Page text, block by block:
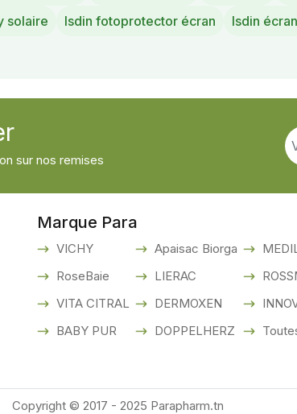
solaire Isdin fotoprotector écran Isdin
sur nos remises
Marque Para
VICHY
RoseBaie
VITA CITRAL
BABY PUR
Apaisac Biorga
LIERAC
DERMOXEN
DOPPELHERZ
Copyright © 2017 - 2025 Parapharm.tn